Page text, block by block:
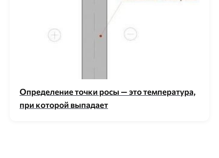
Определение точки росы — это температура,
при которой выпадает